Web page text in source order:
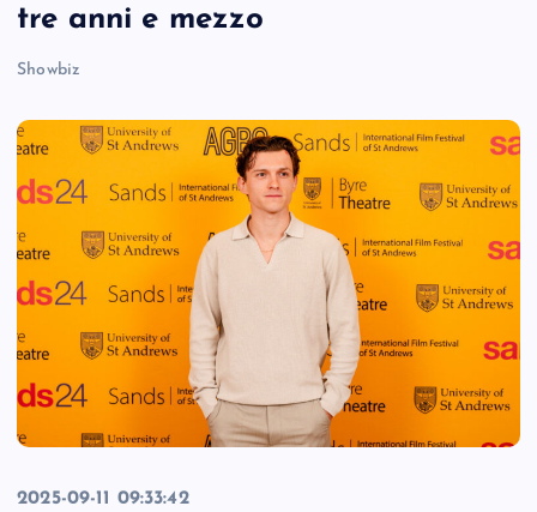
tre anni e mezzo
Showbiz
2025-09-11 09:33:42